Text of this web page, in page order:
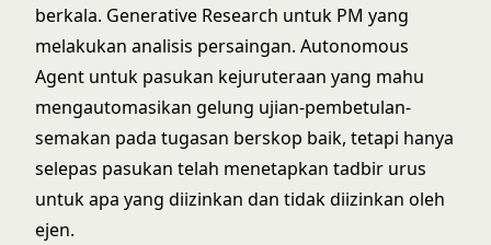
berkala. Generative Research untuk PM yang
melakukan analisis persaingan. Autonomous
Agent untuk pasukan kejuruteraan yang mahu
mengautomasikan gelung ujian-pembetulan-
semakan pada tugasan berskop baik, tetapi hanya
selepas pasukan telah menetapkan tadbir urus
untuk apa yang diizinkan dan tidak diizinkan oleh
ejen.